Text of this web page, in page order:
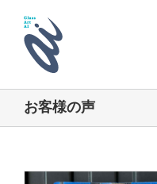
お客様の声